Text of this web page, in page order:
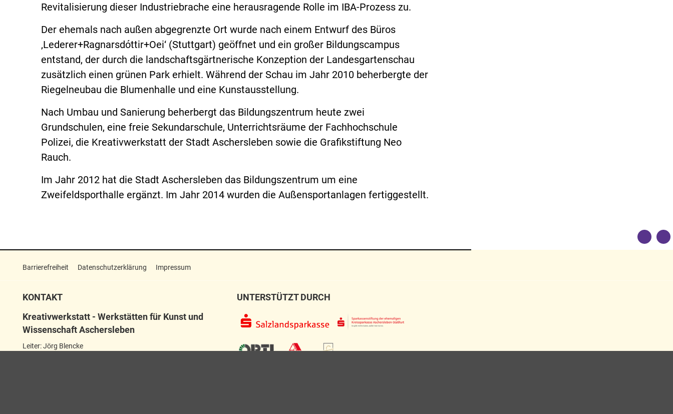
Revitalisierung dieser Industriebrache eine herausragende Rolle im IBA-Prozess zu.
Der ehemals nach außen abgegrenzte Ort wurde nach einem Entwurf des Büros
‚Lederer+Ragnarsdóttir+Oei‘ (Stuttgart) geöffnet und ein großer Bildungscampus
entstand, der durch die landschaftsgärtnerische Konzeption der Landesgartenschau
zusätzlich einen grünen Park erhielt. Während der Schau im Jahr 2010 beherbergte der
Riegelneubau die Blumenhalle und eine Kunstausstellung.
Nach Umbau und Sanierung beherbergt das Bildungszentrum heute zwei
Grundschulen, eine freie Sekundarschule, Unterrichtsräume der Fachhochschule
Polizei, die Kreativwerkstatt der Stadt Aschersleben sowie die Grafikstiftung Neo
Rauch.
Im Jahr 2012 hat die Stadt Aschersleben das Bildungszentrum um eine
Zweifeldsporthalle ergänzt. Im Jahr 2014 wurden die Außensportanlagen fertiggestellt.
Barrierefreiheit Datenschutzerklärung Impressum
KONTAKT
Kreativwerkstatt - Werkstätten für Kunst und
Wissenschaft Aschersleben
Leiter: Jörg Blencke
UNTERSTÜTZT DURCH